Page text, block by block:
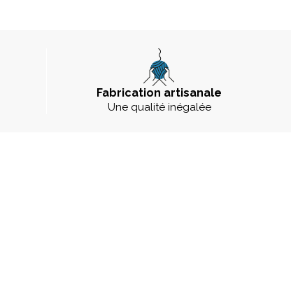
Fabrication artisanale
Une qualité inégalée